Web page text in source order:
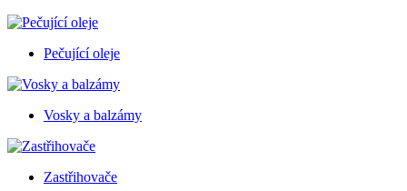
Pečující oleje
Vosky a balzámy
Zastřihovače